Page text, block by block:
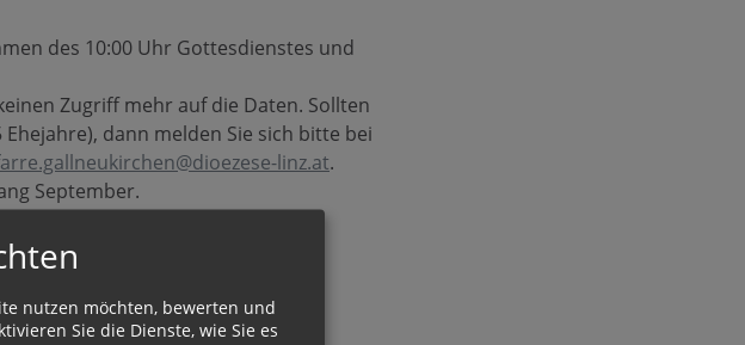
des 10:00 Uhr Gottesdienstes und
Zugriff mehr auf die Daten. Sollten
dann melden Sie sich bitte bei
linz.at.
September.
dann bitten wir Sie, diese
nutzen möchten, bewerten und
Sie die Dienste, wie Sie es